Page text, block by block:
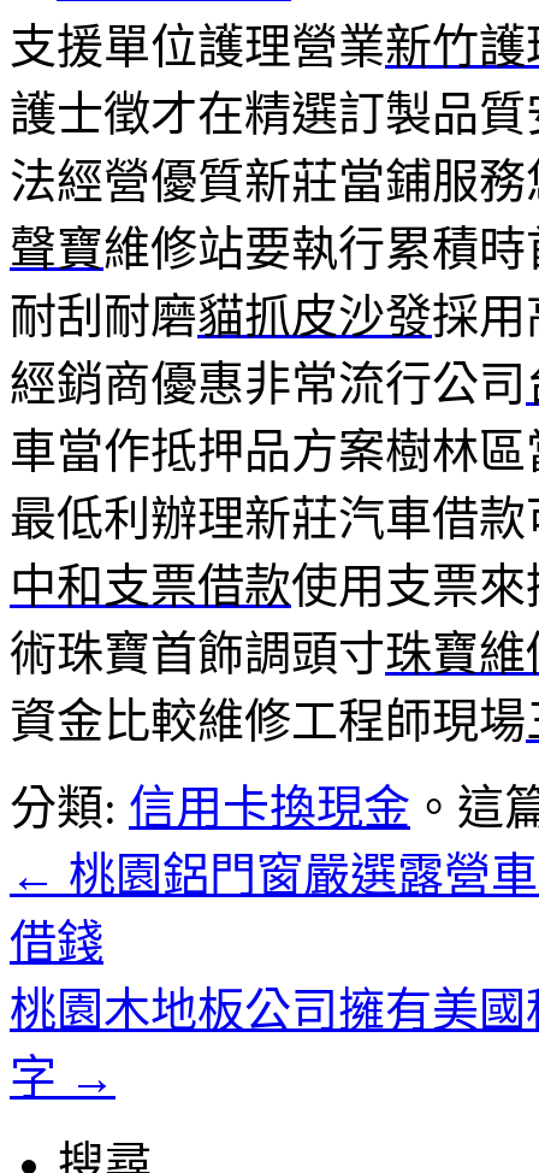
支援單位護理營業新竹
護士徵才在精選訂製品
法經營優質新莊當鋪服
聲寶維修站要執行累積
耐刮耐磨貓抓皮沙發採用
經銷商優惠非常流行公司
車當作抵押品方案樹林
最低利辦理新莊汽車借
中和支票借款使用支票
術珠寶首飾調頭寸珠寶維
資金比較維修工程師現場
分類: 信用卡換現金 。這
← 桃園鋁門窗嚴選露營
借錢
桃園木地板公司擁有美
字 →